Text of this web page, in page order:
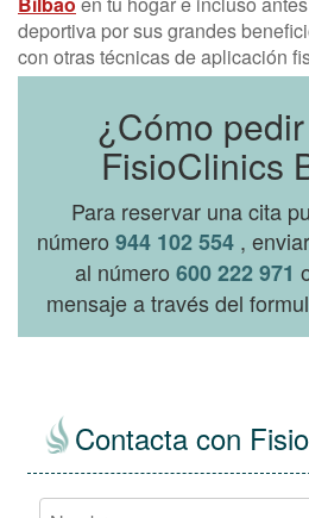
deportiva por sus grandes
con otras técnicas de aplicación
¿Cómo
FisioClinics
Para reservar una cita
número944 102 554 ,
al número600 222 971
mensaje a través del
Contacta con